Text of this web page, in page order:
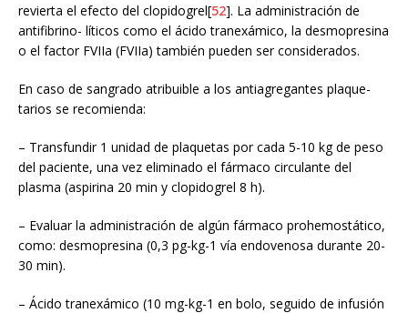
revierta el efecto del clopidogrel[52]. La administración de
antifibrino- líticos como el ácido tranexámico, la desmopresina
o el factor FVIIa (FVIIa) también pueden ser considerados.
En caso de sangrado atribuible a los antiagregantes plaque-
tarios se recomienda:
– Transfundir 1 unidad de plaquetas por cada 5-10 kg de peso
del paciente, una vez eliminado el fármaco circulante del
plasma (aspirina 20 min y clopidogrel 8 h).
– Evaluar la administración de algún fármaco prohemostático,
como: desmopresina (0,3 pg-kg-1 vía endovenosa durante 20-
30 min).
– Ácido tranexámico (10 mg-kg-1 en bolo, seguido de infusión